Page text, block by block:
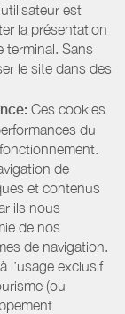
est
la présentation
terminal. Sans
le site dans des
Ces cookies
du
de
et contenus
ils nous
de nos
de navigation.
l’usage exclusif
(ou